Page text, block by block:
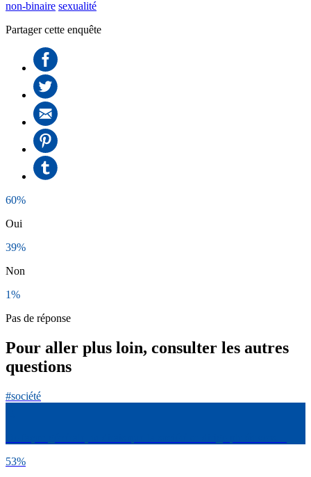
non-binaire sexualité
Partager cette enquête
60%
Oui
39%
Non
1%
Pas de réponse
Pour aller plus loin, consulter les autres
questions
#société
53%